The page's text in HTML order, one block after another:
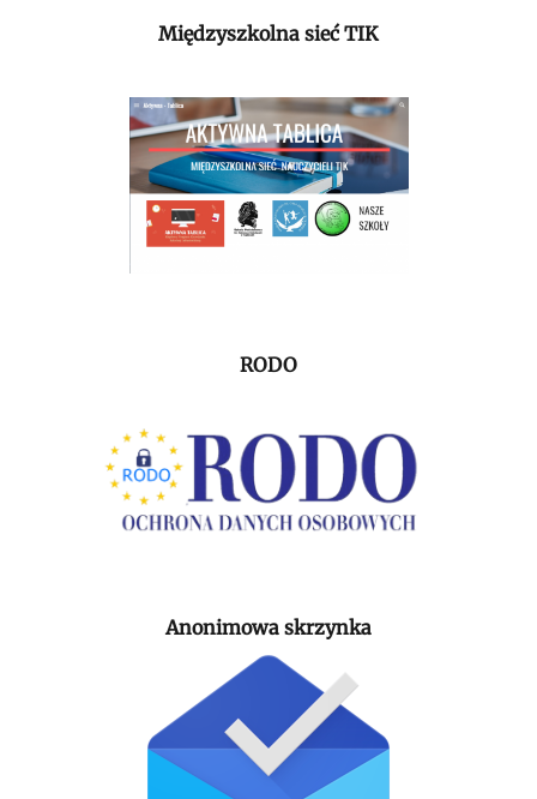
Międzyszkolna sieć TIK
RODO
Anonimowa skrzynka